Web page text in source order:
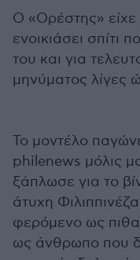
Ο «Ορέστης»
ενοικιάσει σπίτι
του και για
μηνύματος λίγες
Το μοντέλο
philenews μόλις
ξάπλωσε για το
άτυχη
φερόμενο ως
ως άνθρωπο που